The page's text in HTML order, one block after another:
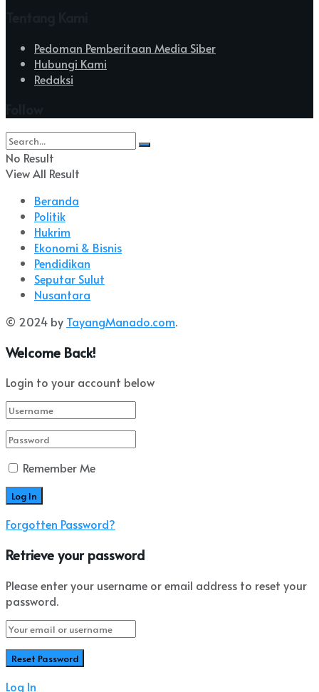
Pedoman Pemberitaan Media Siber
Hubungi Kami
Redaksi
No Result
View All Result
Beranda
Politik
Hukrim
Ekonomi & Bisnis
Pendidikan
Seputar Sulut
Nusantara
© 2024 by TayangManado.com.
Welcome Back!
Login to your account below
Remember Me
Forgotten Password?
Retrieve your password
Please enter your username or email address to reset your
password.
Log In